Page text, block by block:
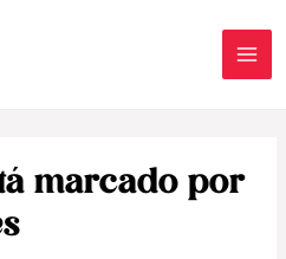
marcado por